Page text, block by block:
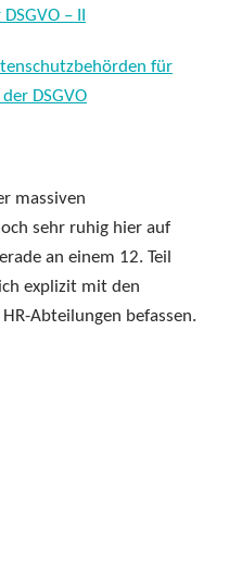
– II
für
DSGVO
massiven
sehr ruhig hier auf
an einem 12. Teil
explizit mit den
Abteilungen befassen.